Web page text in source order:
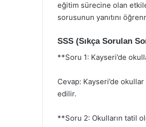
eğitim sürecine olan
sorusunun yanıtını
SSS (Sıkça Sorulan
**Soru 1: Kayseri’de
Cevap: Kayseri’de
edilir.
**Soru 2: Okulların tatil